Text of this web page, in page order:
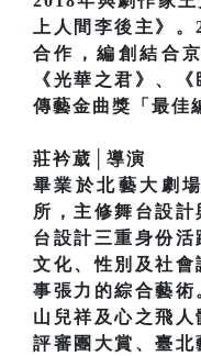
上人間李後主》
合作，編創結合
《光華之君》、
傳藝金曲獎「最佳
莊衿葳│導演
畢業於北藝大劇
所，主修舞台設
台設計三重身份活
文化、性別及社
事張力的綜合藝
山兒祥及心之飛
評審團大賞、臺